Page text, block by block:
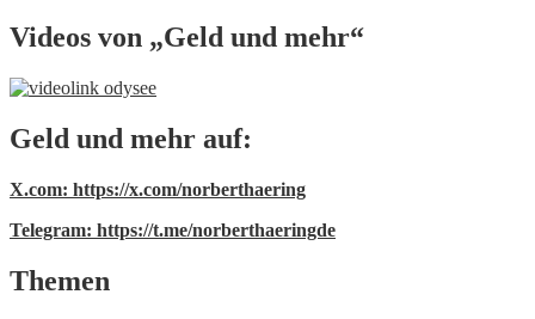
Videos von „Geld und mehr“
Geld und mehr auf:
X.com: https://x.com/norberthaering
Telegram: https://t.me/norberthaeringde
Themen